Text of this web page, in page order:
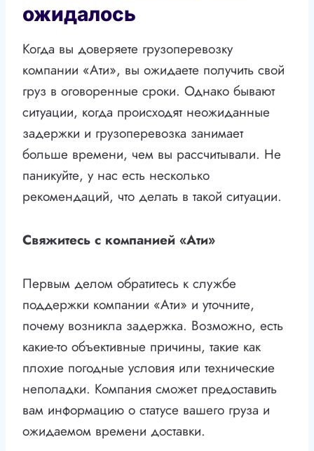
ожидалось
Когда вы доверяете грузоперевозку
компании «Ати», вы ожидаете получить свой
груз в оговоренные сроки. Однако бывают
ситуации, когда происходят неожиданные
задержки и грузоперевозка занимает
больше времени, чем вы рассчитывали. Не
паникуйте, у нас есть несколько
рекомендаций, что делать в такой ситуации.
Свяжитесь с компанией «Ати»
Первым делом обратитесь к службе
поддержки компании «Ати» и уточните,
почему возникла задержка. Возможно, есть
какие-то объективные причины, такие как
плохие погодные условия или технические
неполадки. Компания сможет предоставить
вам информацию о статусе вашего груза и
ожидаемом времени доставки.